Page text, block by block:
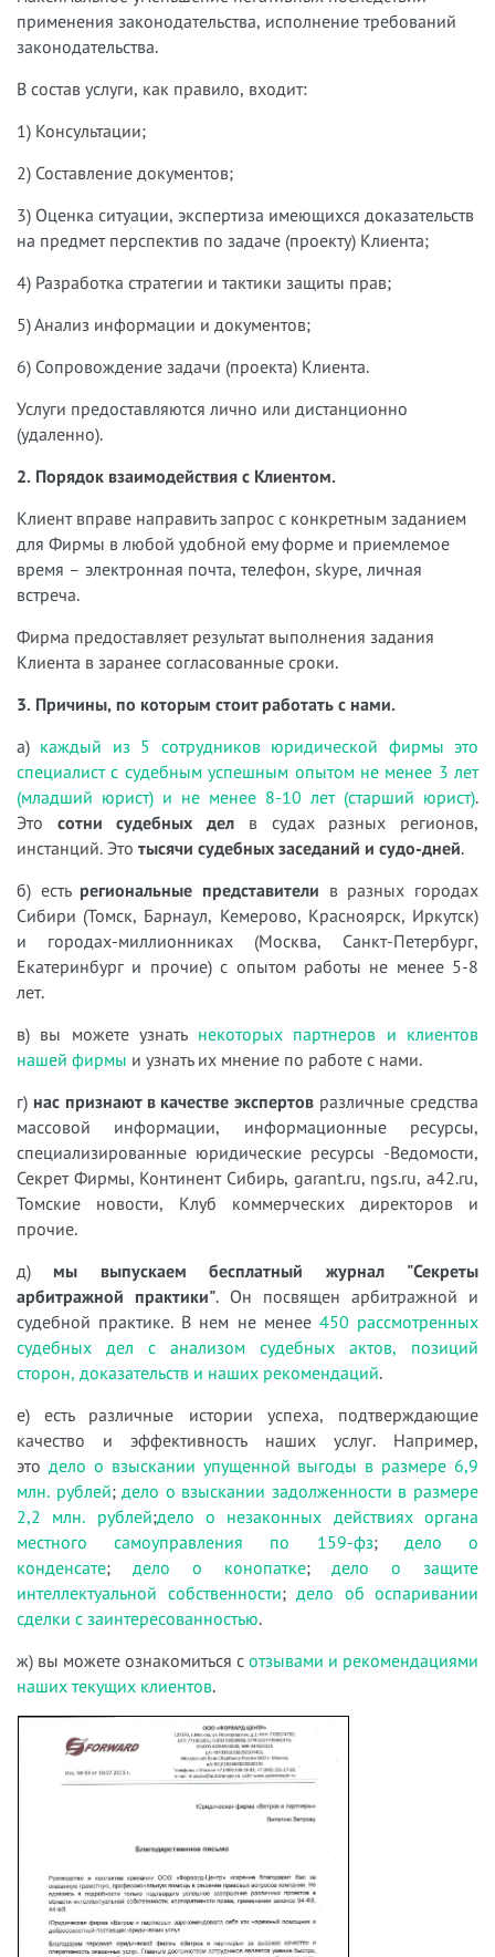
применения законодательства, исполнение требований
законодательства.
В состав услуги, как правило, входит:
1) Консультации;
2) Составление документов;
3) Оценка ситуации, экспертиза имеющихся доказательств
на предмет перспектив по задаче (проекту) Клиента;
4) Разработка стратегии и тактики защиты прав;
5) Анализ информации и документов;
6) Сопровождение задачи (проекта) Клиента.
Услуги предоставляются лично или дистанционно
(удаленно).
2. Порядок взаимодействия с Клиентом.
Клиент вправе направить запрос с конкретным заданием
для Фирмы в любой удобной ему форме и приемлемое
время – электронная почта, телефон, skype, личная
встреча.
Фирма предоставляет результат выполнения задания
Клиента в заранее согласованные сроки.
3. Причины, по которым стоит работать с нами.
а) каждый из 5 сотрудников юридической фирмы это
специалист с судебным успешным опытом не менее 3 лет
(младший юрист) и не менее 8-10 лет (старший юрист).
Это сотни судебных дел в судах разных регионов,
инстанций. Это тысячи судебных заседаний и судо-дней.
б) есть региональные представители в разных городах
Сибири (Томск, Барнаул, Кемерово, Красноярск, Иркутск)
и городах-миллионниках (Москва, Санкт-Петербург,
Екатеринбург и прочие) с опытом работы не менее 5-8
лет.
в) вы можете узнать некоторых партнеров и клиентов
нашей фирмы и узнать их мнение по работе с нами.
г) нас признают в качестве экспертов различные средства
массовой информации, информационные ресурсы,
специализированные юридические ресурсы -Ведомости,
Секрет Фирмы, Континент Сибирь, garant.ru, ngs.ru, a42.ru,
Томские новости, Клуб коммерческих директоров и
прочие.
д) мы выпускаем бесплатный журнал "Секреты
арбитражной практики". Он посвящен арбитражной и
судебной практике. В нем не менее 450 рассмотренных
судебных дел с анализом судебных актов, позиций
сторон, доказательств и наших рекомендаций.
е) есть различные истории успеха, подтверждающие
качество и эффективность наших услуг. Например,
это дело о взыскании упущенной выгоды в размере 6,9
млн. рублей;дело о взыскании задолженности в размере
2,2 млн. рублей;дело о незаконных действиях органа
местного самоуправления по 159-фз; дело о
конденсате; дело о конопатке;дело о защите
интеллектуальной собственности; дело об оспаривании
сделки с заинтересованностью.
ж) вы можете ознакомиться с отзывами и рекомендациями
наших текущих клиентов.